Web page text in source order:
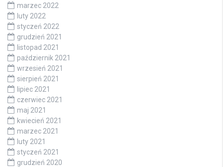
marzec 2022
luty 2022
styczeń 2022
grudzień 2021
listopad 2021
październik 2021
wrzesień 2021
sierpień 2021
lipiec 2021
czerwiec 2021
maj 2021
kwiecień 2021
marzec 2021
luty 2021
styczeń 2021
grudzień 2020